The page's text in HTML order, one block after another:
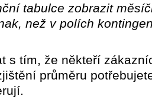
tabulce zobrazit
než v polích
s tím, že někteří
průměru